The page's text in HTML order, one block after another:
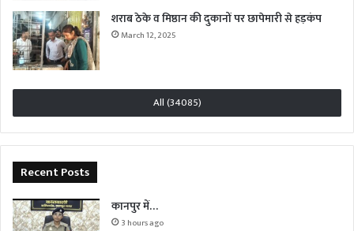
शराब ठेके व मिष्ठान की दुकानों पर छापेमारी से हड़कंप
March 12, 2025
All (34085)
Recent Posts
कानपुर में…
3 hours ago